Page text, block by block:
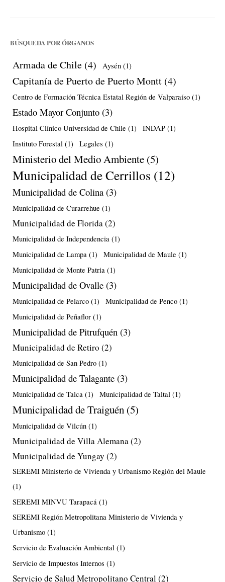
BÚSQUEDA POR ÓRGANOS
Armada de Chile (4) Aysén (1)
Capitanía de Puerto de Puerto Montt (4)
Centro de Formación Técnica Estatal Región de Valparaíso (1)
Estado Mayor Conjunto (3)
Hospital Clínico Universidad de Chile (1) INDAP (1)
Instituto Forestal (1) Legales (1)
Ministerio del Medio Ambiente (5)
Municipalidad de Cerrillos (12)
Municipalidad de Colina (3)
Municipalidad de Curarrehue (1)
Municipalidad de Florida(2)
Municipalidad de Independencia (1)
Municipalidad de Lampa (1) Municipalidad de Maule (1)
Municipalidad de Monte Patria (1)
Municipalidad de Ovalle (3)
Municipalidad de Pelarco (1) Municipalidad de Penco (1)
Municipalidad de Peñaflor (1)
Municipalidad de Pitrufquén (3)
Municipalidad de Retiro (2)
Municipalidad de San Pedro (1)
Municipalidad de Talagante (3)
Municipalidad de Talca (1) Municipalidad de Taltal (1)
Municipalidad de Traiguén (5)
Municipalidad de Vilcún (1)
Municipalidad de Villa Alemana(2)
Municipalidad de Yungay (2)
SEREMI Ministerio de Vivienda y Urbanismo Región del Maule
(1)
SEREMI MINVU Tarapacá (1)
SEREMI Región Metropolitana Ministerio de Vivienda y
Urbanismo (1)
Servicio de Evaluación Ambiental (1)
Servicio de Impuestos Internos (1)
Servicio de Salud Metropolitano Central(2)